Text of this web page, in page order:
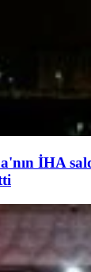
İHA